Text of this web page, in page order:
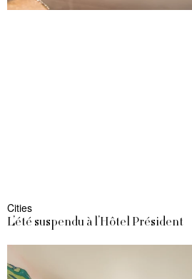
Cities
L’été suspendu à l’Hôtel Président